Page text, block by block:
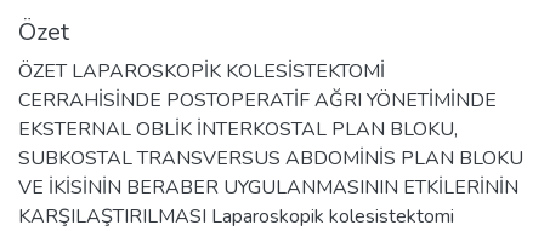
Özet
ÖZET LAPAROSKOPİK KOLESİSTEKTOMİ
CERRAHİSİNDE POSTOPERATİF AĞRI YÖNETİMİNDE
EKSTERNAL OBLİK İNTERKOSTAL PLAN BLOKU,
SUBKOSTAL TRANSVERSUS ABDOMİNİS PLAN BLOKU
VE İKİSİNİN BERABER UYGULANMASININ ETKİLERİNİN
KARŞILAŞTIRILMASI Laparoskopik kolesistektomi